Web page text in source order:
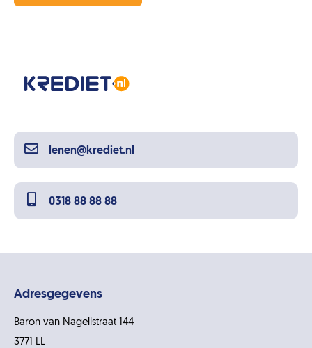
lenen@krediet.nl
0318 88 88 88
Adresgegevens
Baron van Nagellstraat 144
3771 LL